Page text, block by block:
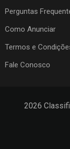
Perguntas
Como Anunciar
Termos e
Fale Conosco
2026